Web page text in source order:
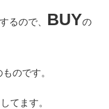
るので、 BUYの
のです。
てます。